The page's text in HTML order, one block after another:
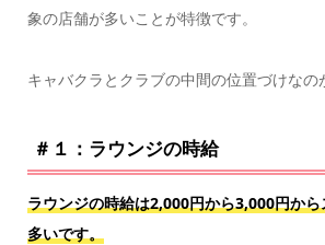
象の店舗が多いことが特徴です。
キャバクラとクラブの中間の位置づけなの
＃１：ラウンジの時給
ラウンジの時給は2,000円から3,000円か
多いです。